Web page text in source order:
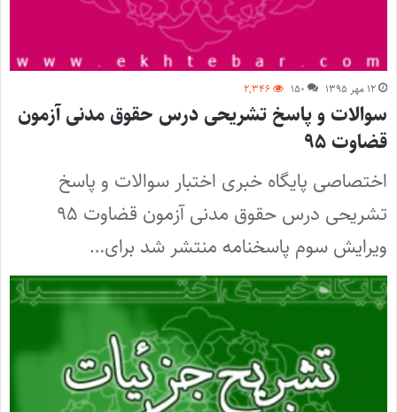
۱۲ مهر ۱۳۹۵ ۱۵۰ ۲,۳۴۶
سوالات و پاسخ تشریحی درس حقوق مدنی آزمون
قضاوت ۹۵
اختصاصی پایگاه خبری اختبار سوالات و پاسخ
تشریحی درس حقوق مدنی آزمون قضاوت ۹۵
ویرایش سوم پاسخنامه منتشر شد برای…